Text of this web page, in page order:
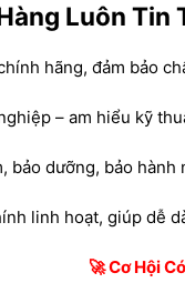
Luôn
hãng, đảm bảo
– am hiểu kỹ
bảo dưỡng, bảo
linh hoạt, giúp dễ
🚀 Cơ Hội